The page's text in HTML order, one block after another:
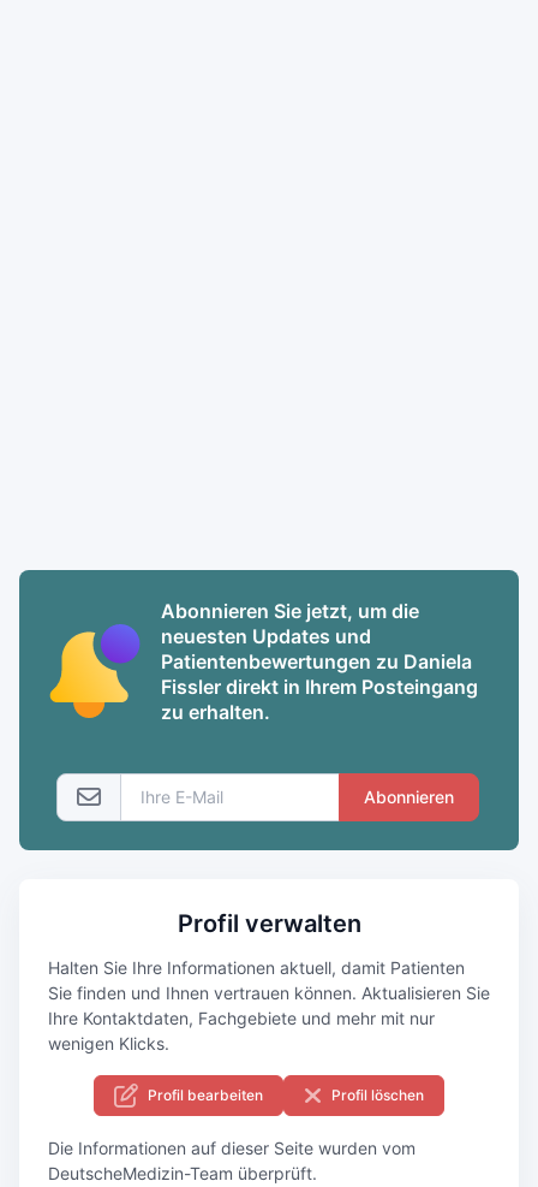
Abonnieren Sie jetzt, um die
neuesten Updates und
Patientenbewertungen zu Daniela
Fissler direkt in Ihrem Posteingang
zu erhalten.
Abonnieren
Profil verwalten
Halten Sie Ihre Informationen aktuell, damit Patienten
Sie finden und Ihnen vertrauen können. Aktualisieren Sie
Ihre Kontaktdaten, Fachgebiete und mehr mit nur
wenigen Klicks.
Profil bearbeiten Profil löschen
Die Informationen auf dieser Seite wurden vom
DeutscheMedizin-Team überprüft.